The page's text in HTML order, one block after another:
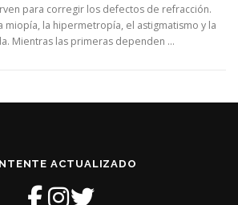
para corregir los defectos de refracción.
miopía, la hipermetropía, el astigmatismo y la
Mientras las primeras dependen …
ACTUALIZADO